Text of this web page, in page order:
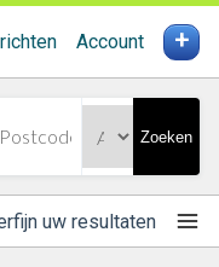
Account +
Zoeken
uw resultaten